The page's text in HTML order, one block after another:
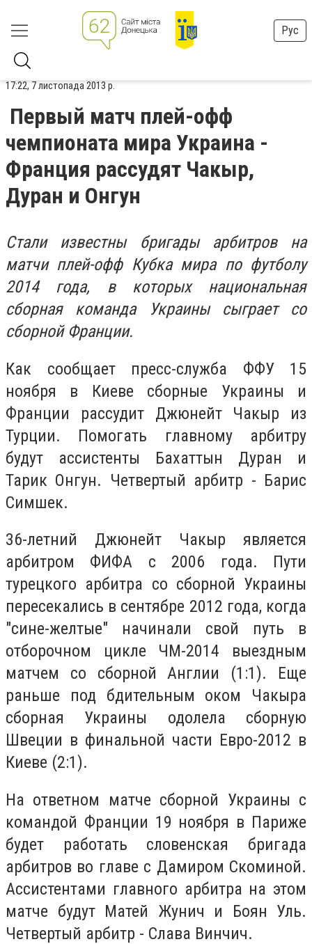
Рус
17:22, 7 листопада 2013 р.
Первый матч плей-офф
чемпионата мира Украина -
Франция рассудят Чакыр,
Дуран и Онгун
Стали известны бригады арбитров на
матчи плей-офф Кубка мира по футболу
2014 года, в которых национальная
сборная команда Украины сыграет со
сборной Франции.
Как сообщает пресс-служба ФФУ 15
ноября в Киеве сборные Украины и
Франции рассудит Джюнейт Чакыр из
Турции. Помогать главному арбитру
будут ассистенты Бахаттын Дуран и
Тарик Онгун. Четвертый арбитр - Барис
Симшек.
36-летний Джюнейт Чакыр является
арбитром ФИФА с 2006 года. Пути
турецкого арбитра со сборной Украины
пересекались в сентябре 2012 года, когда
"сине-желтые" начинали свой путь в
отборочном цикле ЧМ-2014 выездным
матчем со сборной Англии (1:1). Еще
раньше под бдительным оком Чакыра
сборная Украины одолела сборную
Швеции в финальной части Евро-2012 в
Киеве (2:1).
На ответном матче сборной Украины с
командой Франции 19 ноября в Париже
будет работать словенская бригада
арбитров во главе с Дамиром Скоминой.
Ассистентами главного арбитра на этом
матче будут Матей Жунич и Боян Уль.
Четвертый арбитр - Слава Винчич.